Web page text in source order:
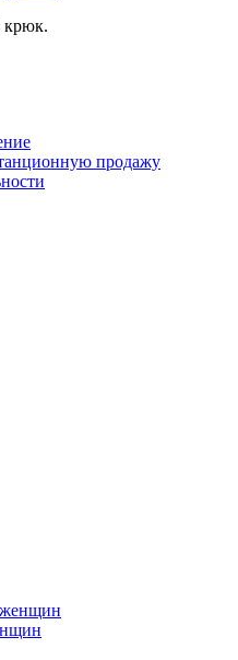
крюк.
продажу
женщин